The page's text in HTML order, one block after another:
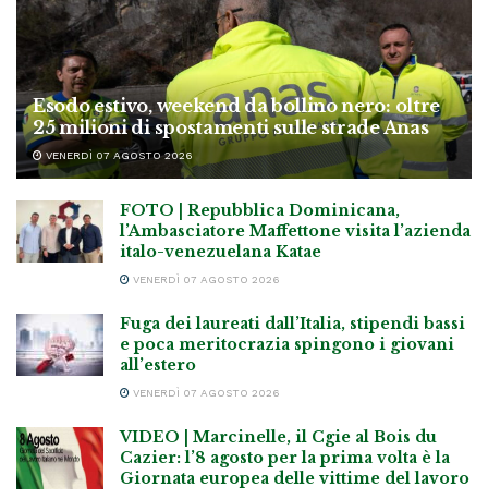
Esodo estivo, weekend da bollino nero: oltre
25 milioni di spostamenti sulle strade Anas
VENERDÌ 07 AGOSTO 2026
FOTO | Repubblica Dominicana,
l’Ambasciatore Maffettone visita l’azienda
italo-venezuelana Katae
VENERDÌ 07 AGOSTO 2026
Fuga dei laureati dall’Italia, stipendi bassi
e poca meritocrazia spingono i giovani
all’estero
VENERDÌ 07 AGOSTO 2026
VIDEO | Marcinelle, il Cgie al Bois du
Cazier: l’8 agosto per la prima volta è la
Giornata europea delle vittime del lavoro